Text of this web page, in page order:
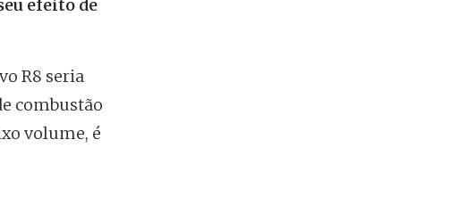
efeito de
R8 seria
combustão
volume, é